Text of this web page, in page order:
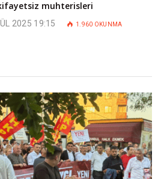
muhterisleri
2025 19:15 1.960 OKUNMA